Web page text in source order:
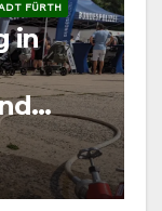
FÜRTH
in